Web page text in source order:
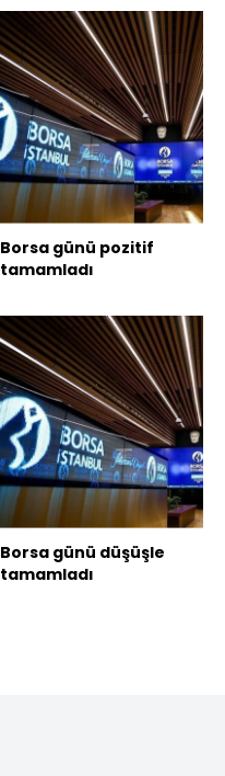
Borsa günü pozitif
tamamladı
Borsa günü düşüşle
tamamladı